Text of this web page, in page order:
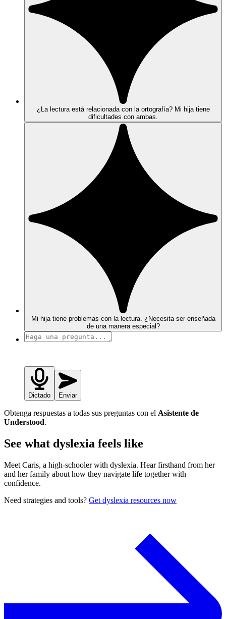
¿La lectura está relacionada con la ortografía? Mi hija tiene
dificultades con ambas.
Mi hija tiene problemas con la lectura. ¿Necesita ser enseñada
de una manera especial?
Dictado Enviar
Obtenga respuestas a todas sus preguntas con el Asistente de
Understood.
See what dyslexia feels like
Meet Caris, a high-schooler with dyslexia. Hear firsthand from her
and her family about how they navigate life together with
confidence.
Need strategies and tools? Get dyslexia resources now